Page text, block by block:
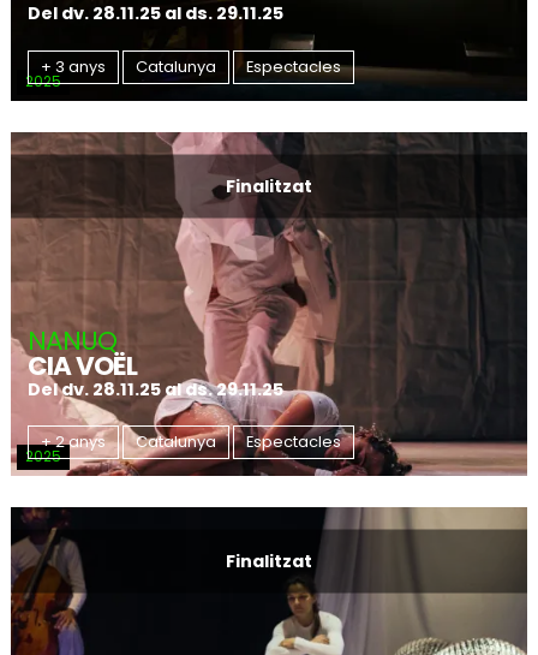
2025
Del dv. 28.11.25 al ds. 29.11.25
+ 3 anys Catalunya Espectacles
Finalitzat
2025
NANUQ
CIA VOËL
Del dv. 28.11.25 al ds. 29.11.25
+ 2 anys Catalunya Espectacles
Finalitzat